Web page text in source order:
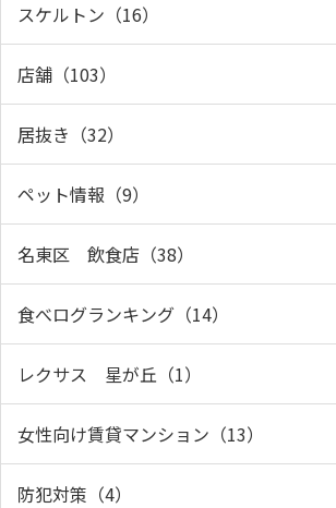
スケルトン（16）
店舗（103）
居抜き（32）
ペット情報（9）
名東区 飲食店（38）
食べログランキング（14）
レクサス 星が丘（1）
女性向け賃貸マンション（13）
防犯対策（4）